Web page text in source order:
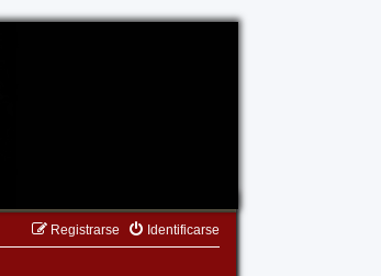
Identificarse
Registrarse